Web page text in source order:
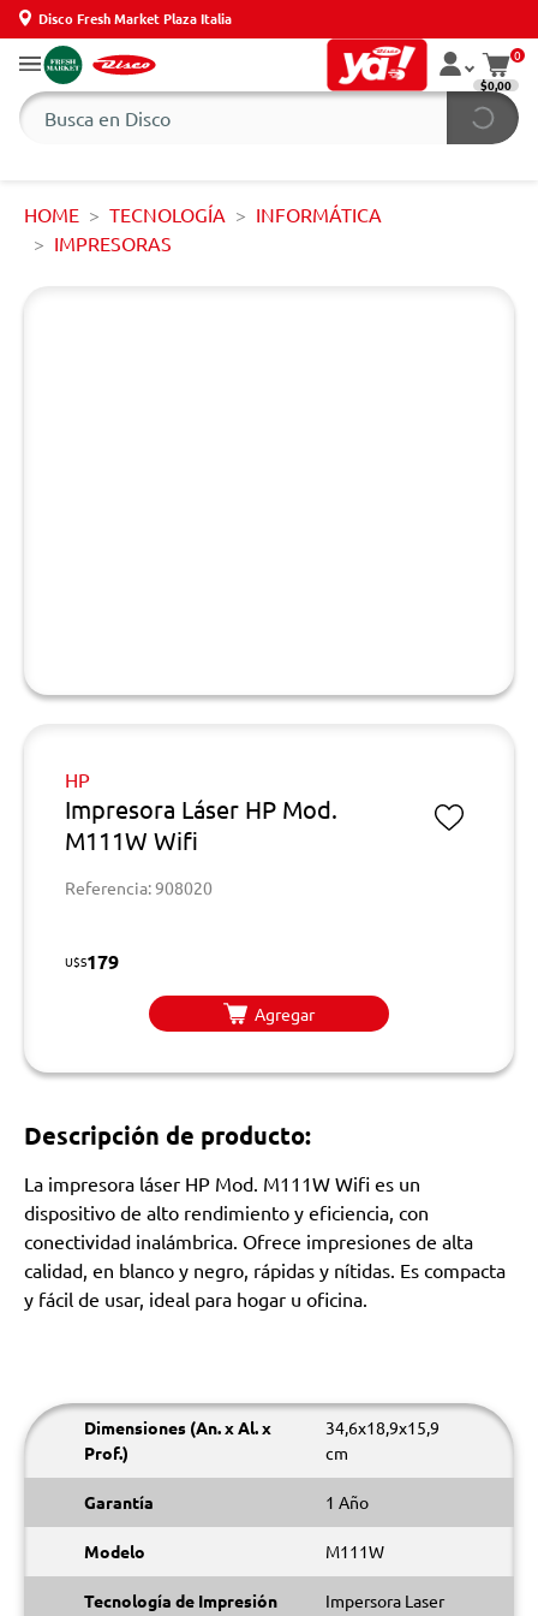
Disco Fresh Market Plaza Italia
0
$0,00
HOME TECNOLOGÍA
INFORMÁTICA
IMPRESORAS
HP
Impresora Láser HP Mod.
M111W Wifi
Referencia: 908020
U$S179
Agregar
Descripción de producto:
La impresora láser HP Mod. M111W Wifi es un
dispositivo de alto rendimiento y eficiencia, con
conectividad inalámbrica. Ofrece impresiones de alta
calidad, en blanco y negro, rápidas y nítidas. Es compacta
y fácil de usar, ideal para hogar u oficina.
Dimensiones (An. x Al. x
Prof.)
34,6x18,9x15,9
cm
Garantía 1 Año
Modelo M111W
Tecnología de Impresión Impersora Laser